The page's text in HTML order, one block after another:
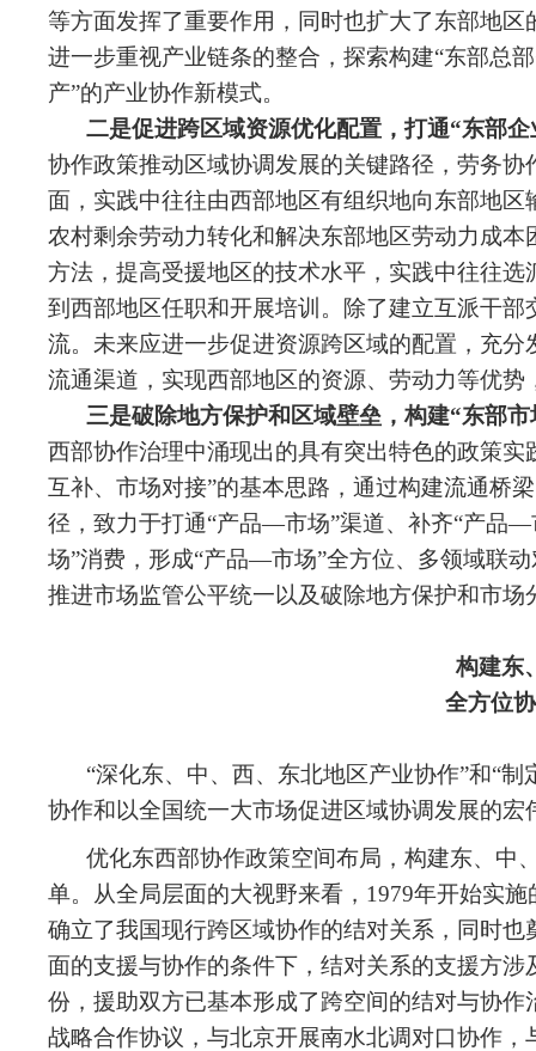
等方面发挥了重要作用，同时也扩大了东部地
进一步重视产业链条的整合，探索构建“东部总
产”的产业协作新模式。
二是促进跨区域资源优化配置，打通“东部
协作政策推动区域协调发展的关键路径，劳务
面，实践中往往由西部地区有组织地向东部地
农村剩余劳动力转化和解决东部地区劳动力成
方法，提高受援地区的技术水平，实践中往往
到西部地区任职和开展培训。除了建立互派干
流。未来应进一步促进资源跨区域的配置，充
流通渠道，实现西部地区的资源、劳动力等优
三是破除地方保护和区域壁垒，构建“东部
西部协作治理中涌现出的具有突出特色的政策
互补、市场对接”的基本思路，通过构建流通桥
径，致力于打通“产品—市场”渠道、补齐“产品
场”消费，形成“产品—市场”全方位、多领域联
推进市场监管公平统一以及破除地方保护和市场
构建东
全方位
“深化东、中、西、东北地区产业协作”和“
协作和以全国统一大市场促进区域协调发展的宏
优化东西部协作政策空间布局，构建东、中
单。从全局层面的大视野来看，1979年开始实
确立了我国现行跨区域协作的结对关系，同时
面的支援与协作的条件下，结对关系的支援方
份，援助双方已基本形成了跨空间的结对与协
战略合作协议，与北京开展南水北调对口协作